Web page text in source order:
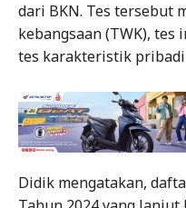
dari BKN. Tes tersebut
kebangsaan (TWK), tes
tes karakteristik pribadi
Didik mengatakan,